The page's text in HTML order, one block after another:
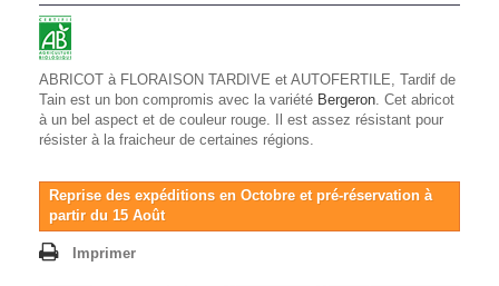
ABRICOT à FLORAISON TARDIVE et AUTOFERTILE, Tardif de
Tain est un bon compromis avec la variété Bergeron. Cet abricot
à un bel aspect et de couleur rouge. Il est assez résistant pour
résister à la fraicheur de certaines régions.
Reprise des expéditions en Octobre et pré-réservation à
partir du 15 Août
Imprimer